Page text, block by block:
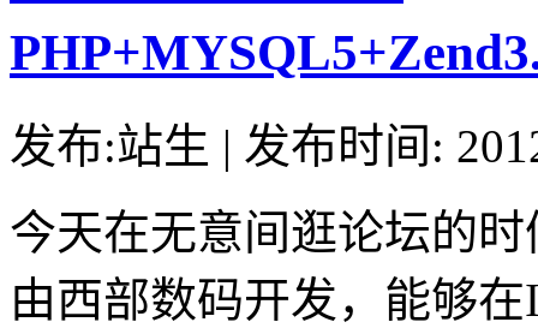
发布:站生 | 发布时间:
今天在无意间逛论坛的
由西部数码开发，能够